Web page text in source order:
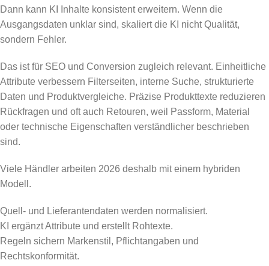
Dann kann KI Inhalte konsistent erweitern. Wenn die
Ausgangsdaten unklar sind, skaliert die KI nicht Qualität,
sondern Fehler.
Das ist für SEO und Conversion zugleich relevant. Einheitliche
Attribute verbessern Filterseiten, interne Suche, strukturierte
Daten und Produktvergleiche. Präzise Produkttexte reduzieren
Rückfragen und oft auch Retouren, weil Passform, Material
oder technische Eigenschaften verständlicher beschrieben
sind.
Viele Händler arbeiten 2026 deshalb mit einem hybriden
Modell.
Quell- und Lieferantendaten werden normalisiert.
KI ergänzt Attribute und erstellt Rohtexte.
Regeln sichern Markenstil, Pflichtangaben und
Rechtskonformität.